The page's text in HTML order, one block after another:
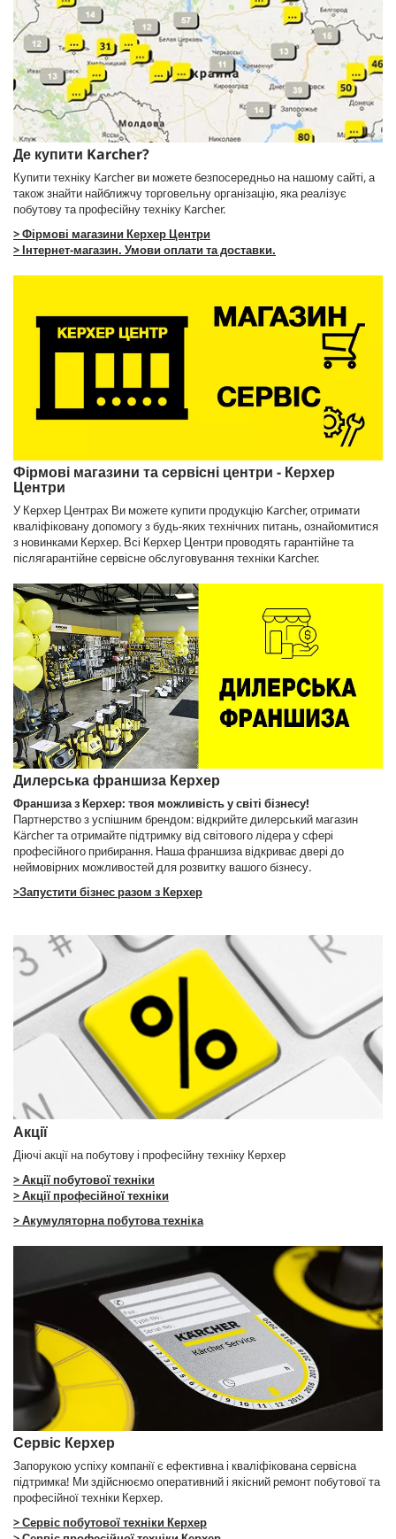
Де купити Karcher?
Купити техніку Karcher ви можете безпосередньо на нашому сайті, а
також знайти найближчу торговельну організацію, яка реалізує
побутову та професійну техніку Karcher.
> Фірмові магазини Керхер Центри
> Інтернет-магазин. Умови оплати та доставки.
Фірмові магазини та сервісні центри - Керхер
Центри
У Керхер Центрах Ви можете купити продукцію Karcher, отримати
кваліфіковану допомогу з будь-яких технічних питань, ознайомитися
з новинками Керхер. Всі Керхер Центри проводять гарантійне та
післягарантійне сервісне обслуговування техніки Karcher.
Дилерська франшиза Керхер
Франшиза з Керхер: твоя можливість у світі бізнесу!
Партнерство з успішним брендом: відкрийте дилерський магазин
Kärcher та отримайте підтримку від світового лідера у сфері
професійного прибирання. Наша франшиза відкриває двері до
неймовірних можливостей для розвитку вашого бізнесу.
>Запустити бізнес разом з Керхер
Акції
Діючі акції на побутову і професійну техніку Керхер
> Акції побутової техніки
> Акції професійної техніки
> Акумуляторна побутова техніка
Сервіс Керхер
Запорукою успіху компанії є ефективна і кваліфікована сервісна
підтримка! Ми здійснюємо оперативний і якісний ремонт побутової та
професійної техніки Керхер.
> Сервіс побутової техніки Керхер